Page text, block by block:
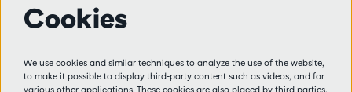
Visitor rules
Privacy
Cookies
We use cookies and similar techniques to analyze the use of the website,
to make it possible to display third-party content such as videos, and for
various other applications. These cookies are also placed by third parties.